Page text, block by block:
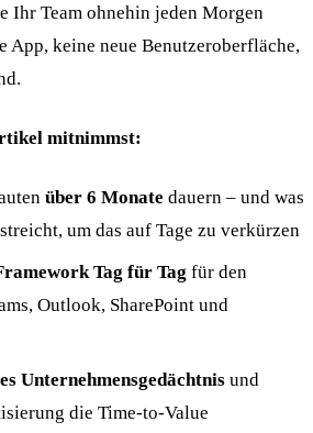
Ihr Team ohnehin jeden Morgen
App, keine neue Benutzeroberfläche,
mitnimmst:
über 6 Monate dauern – und was
um das auf Tage zu verkürzen
Tag für Tag für den
Outlook, SharePoint und
Unternehmensgedächtnis und
die Time-to-Value